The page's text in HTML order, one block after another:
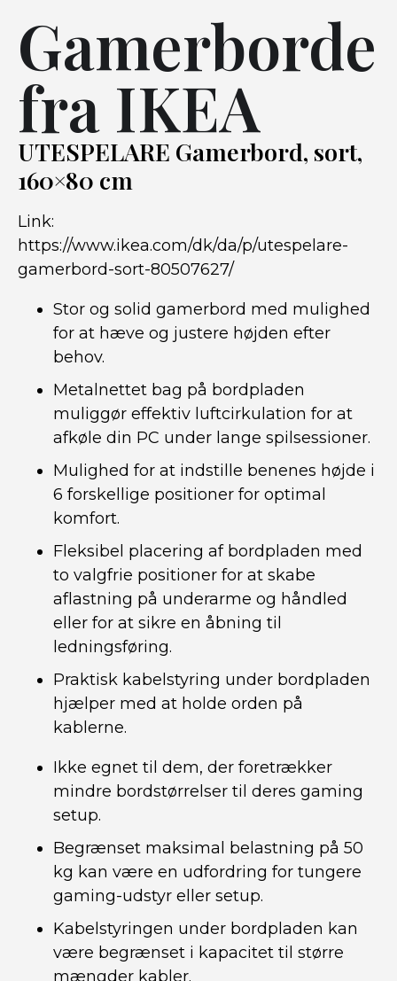
Gamerborde
fra IKEA
UTESPELARE Gamerbord, sort,
160×80 cm
Link:
https://www.ikea.com/dk/da/p/utespelare-
gamerbord-sort-80507627/
Stor og solid gamerbord med mulighed
for at hæve og justere højden efter
behov.
Metalnettet bag på bordpladen
muliggør effektiv luftcirkulation for at
afkøle din PC under lange spilsessioner.
Mulighed for at indstille benenes højde i
6 forskellige positioner for optimal
komfort.
Fleksibel placering af bordpladen med
to valgfrie positioner for at skabe
aflastning på underarme og håndled
eller for at sikre en åbning til
ledningsføring.
Praktisk kabelstyring under bordpladen
hjælper med at holde orden på
kablerne.
Ikke egnet til dem, der foretrækker
mindre bordstørrelser til deres gaming
setup.
Begrænset maksimal belastning på 50
kg kan være en udfordring for tungere
gaming-udstyr eller setup.
Kabelstyringen under bordpladen kan
være begrænset i kapacitet til større
mængder kabler.